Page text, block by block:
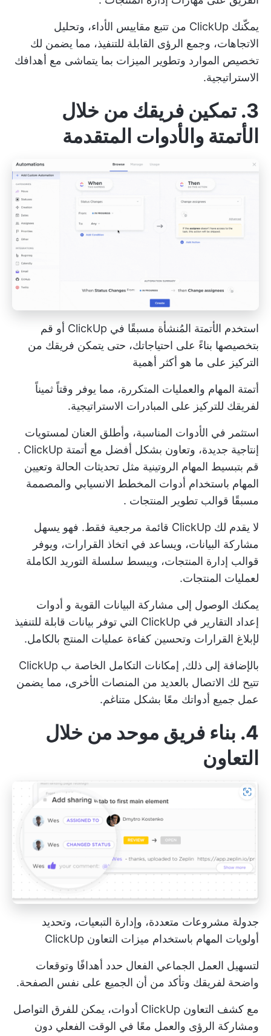
يمكّنك ClickUp من تتبع مقاييس الأداء، وتحليل
الاتجاهات، وجمع الرؤى القابلة للتنفيذ، مما يضمن لك
تخصيص الموارد وتطوير الميزات بما يتماشى مع أهدافك
الاستراتيجية.
3. تمكين فريقك من خلال
الأتمتة والأدوات المتقدمة
استخدم الأتمتة المُنشأة مسبقًا في ClickUp أو قم
بتخصيصها بناءً على احتياجاتك، حتى يتمكن فريقك من
التركيز على ما هو أكثر أهمية
أتمتة المهام والعمليات المتكررة، مما يوفر وقتاً ثميناً
لفريقك للتركيز على المبادرات الاستراتيجية.
استثمر في الأدوات المناسبة، وأطلق العنان لمستويات
إنتاجية جديدة، وتعاون بشكل أفضل مع أتمتة ClickUp
.
قم بتبسيط المهام الروتينية مثل تحديثات الحالة وتعيين
المهام باستخدام أدوات المخطط الانسيابي والمصممة
مسبقًا قوالب تطوير المنتجات .
لا يقدم لك ClickUp قائمة مرجعية فقط. فهو يسهل
مشاركة البيانات، ويساعد في اتخاذ القرارات، ويوفر
قوالب إدارة المنتجات، ويبسط سلسلة التوريد الكاملة
لعمليات المنتجات.
يمكنك الوصول إلى مشاركة البيانات القوية و أدوات
إعداد التقارير
في ClickUp التي توفر بيانات قابلة للتنفيذ
لإبلاغ القرارات وتحسين كفاءة عمليات المنتج بالكامل.
بالإضافة إلى ذلك, إمكانات التكامل الخاصة ب ClickUp
تتيح لك الاتصال بالعديد من المنصات الأخرى، مما يضمن
عمل جميع أدواتك معًا بشكل متناغم.
4. بناء فريق موحد من خلال
التعاون
جدولة مشروعات متعددة، وإدارة التبعيات، وتحديد
أولويات المهام باستخدام ميزات التعاون ClickUp
لتسهيل العمل الجماعي الفعال حدد أهدافًا وتوقعات
واضحة لفريقك وتأكد من أن الجميع على نفس الصفحة.
مع كشف التعاون ClickUp
أدوات، يمكن للفرق التواصل
ومشاركة الرؤى والعمل معًا في الوقت الفعلي دون